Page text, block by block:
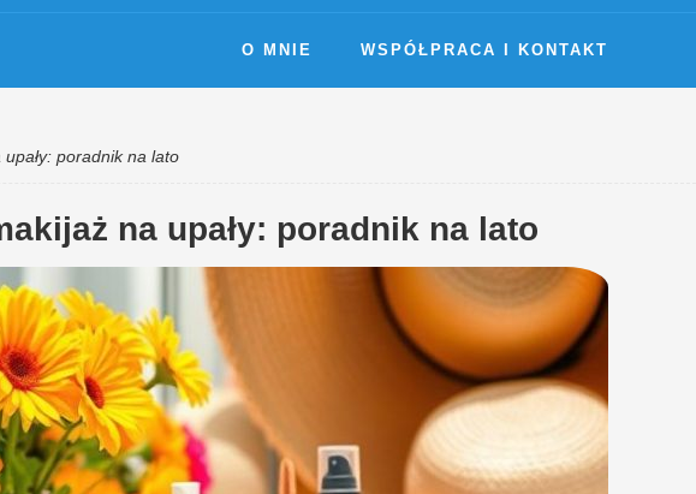
O MNIE WSPÓŁPRACA I KONTAKT
poradnik na lato
na upały: poradnik na lato